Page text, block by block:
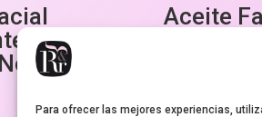
Para ofrecer las mejores experiencias,
Pieles
Aceite